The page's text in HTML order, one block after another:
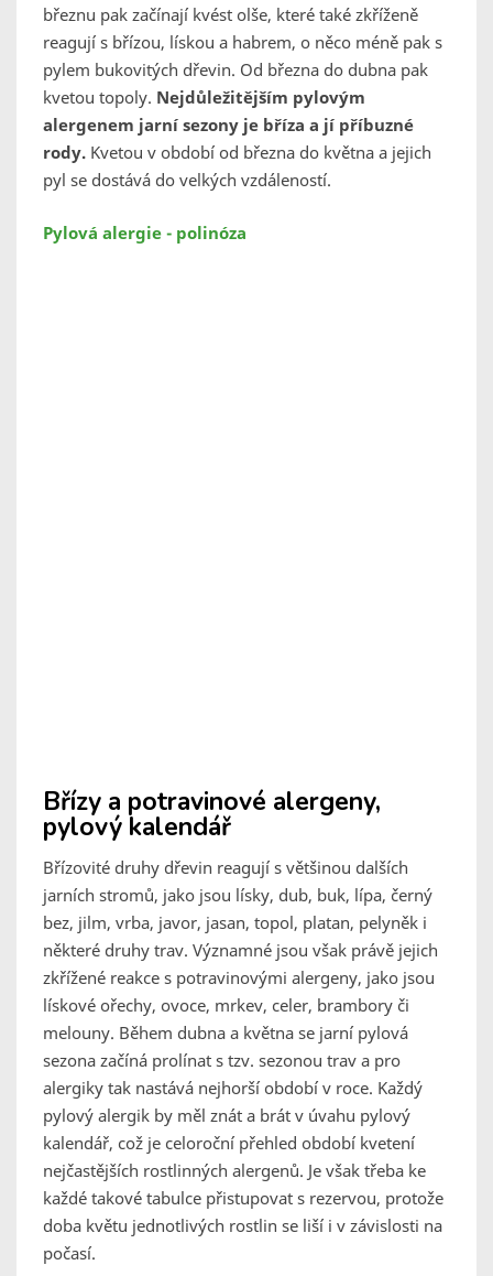
březnu pak začínají kvést olše, které také zkříženě
reagují s břízou, lískou a habrem, o něco méně pak s
pylem bukovitých dřevin. Od března do dubna pak
kvetou topoly. Nejdůležitějším pylovým
alergenem jarní sezony je bříza a jí příbuzné
rody. Kvetou v období od března do května a jejich
pyl se dostává do velkých vzdáleností.
Pylová alergie - polinóza
Břízy a potravinové alergeny,
pylový kalendář
Břízovité druhy dřevin reagují s většinou dalších
jarních stromů, jako jsou lísky, dub, buk, lípa, černý
bez, jilm, vrba, javor, jasan, topol, platan, pelyněk i
některé druhy trav. Významné jsou však právě jejich
zkřížené reakce s potravinovými alergeny, jako jsou
lískové ořechy, ovoce, mrkev, celer, brambory či
melouny. Během dubna a května se jarní pylová
sezona začíná prolínat s tzv. sezonou trav a pro
alergiky tak nastává nejhorší období v roce. Každý
pylový alergik by měl znát a brát v úvahu pylový
kalendář, což je celoroční přehled období kvetení
nejčastějších rostlinných alergenů. Je však třeba ke
každé takové tabulce přistupovat s rezervou, protože
doba květu jednotlivých rostlin se liší i v závislosti na
počasí.